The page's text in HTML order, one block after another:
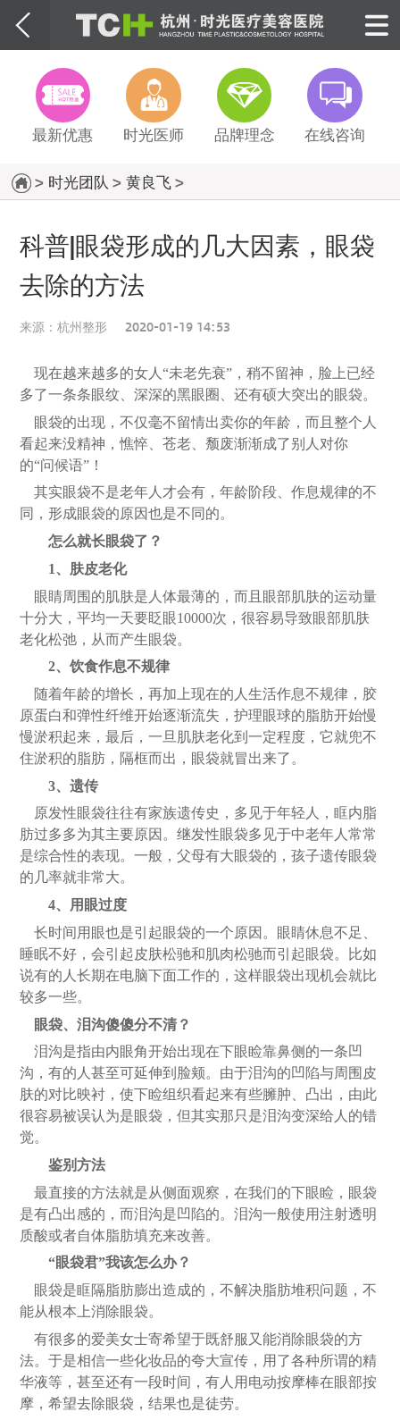
最新优惠 时光医师 品牌理念 在线咨询
> 时光团队 > 黄良飞>
科普|眼袋形成的几大因素，眼袋
去除的方法
来源：杭州整形 2020-01-19 14:53
现在越来越多的女人“未老先衰”，稍不留神，脸上已经
多了一条条眼纹、深深的黑眼圈、还有硕大突出的眼袋。
眼袋的出现，不仅毫不留情出卖你的年龄，而且整个人
看起来没精神，憔悴、苍老、颓废渐渐成了别人对你
的“问候语”！
其实眼袋不是老年人才会有，年龄阶段、作息规律的不
同，形成眼袋的原因也是不同的。
怎么就长眼袋了？
1、肤皮老化
眼睛周围的肌肤是人体最薄的，而且眼部肌肤的运动量
十分大，平均一天要眨眼10000次，很容易导致眼部肌肤
老化松弛，从而产生眼袋。
2、饮食作息不规律
随着年龄的增长，再加上现在的人生活作息不规律，胶
原蛋白和弹性纤维开始逐渐流失，护理眼球的脂肪开始慢
慢淤积起来，最后，一旦肌肤老化到一定程度，它就兜不
住淤积的脂肪，隔框而出，眼袋就冒出来了。
3、遗传
原发性眼袋往往有家族遗传史，多见于年轻人，眶内脂
肪过多多为其主要原因。继发性眼袋多见于中老年人常常
是综合性的表现。一般，父母有大眼袋的，孩子遗传眼袋
的几率就非常大。
4、用眼过度
长时间用眼也是引起眼袋的一个原因。眼睛休息不足、
睡眠不好，会引起皮肤松驰和肌肉松驰而引起眼袋。比如
说有的人长期在电脑下面工作的，这样眼袋出现机会就比
较多一些。
眼袋、泪沟傻傻分不清？
泪沟是指由内眼角开始出现在下眼睑靠鼻侧的一条凹
沟，有的人甚至可延伸到脸颊。由于泪沟的凹陷与周围皮
肤的对比映衬，使下睑组织看起来有些臃肿、凸出，由此
很容易被误认为是眼袋，但其实那只是泪沟变深给人的错
觉。
鉴别方法
最直接的方法就是从侧面观察，在我们的下眼睑，眼袋
是有凸出感的，而泪沟是凹陷的。泪沟一般使用注射透明
质酸或者自体脂肪填充来改善。
“眼袋君”我该怎么办？
眼袋是眶隔脂肪膨出造成的，不解决脂肪堆积问题，不
能从根本上消除眼袋。
有很多的爱美女士寄希望于既舒服又能消除眼袋的方
法。于是相信一些化妆品的夸大宣传，用了各种所谓的精
华液等，甚至还有一段时间，有人用电动按摩棒在眼部按
摩，希望去除眼袋，结果也是徒劳。